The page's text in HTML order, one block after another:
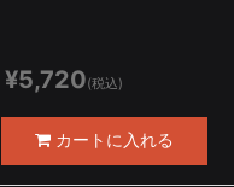
¥5,720(税込)